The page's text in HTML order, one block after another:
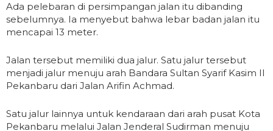
Ada pelebaran di persimpangan jalan itu dibanding
sebelumnya. Ia menyebut bahwa lebar badan jalan itu
mencapai 13 meter.
Jalan tersebut memiliki dua jalur. Satu jalur tersebut
menjadi jalur menuju arah Bandara Sultan Syarif Kasim II
Pekanbaru dari Jalan Arifin Achmad.
Satu jalur lainnya untuk kendaraan dari arah pusat Kota
Pekanbaru melalui Jalan Jenderal Sudirman menuju